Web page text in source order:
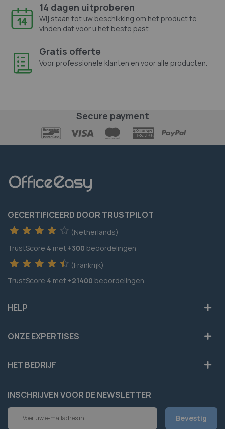
14 dagen uitproberen
Wij staan tot uw beschikking om het product te
vinden dat voor u het beste past.
Gratis offerte
Voor professionele klanten en voor alle producten.
Secure payment
GECERTIFICEERD DOOR TRUSTPILOT
(Netherlands)
TrustScore 4 met +300 beoordelingen
(Frankrijk)
TrustScore 4 met +21400 beoordelingen
HELP
ONZE EXPERTISES
HET BEDRIJF
INSCHRIJVEN VOOR DE NEWSLETTER
Abonneer
Bevestig